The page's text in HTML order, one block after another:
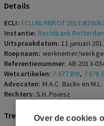
Over de cookies
Details
ECLI:
Instantie: Rechtbank
Uitspraakdatum:11 januari
Roepnaam: werknemer/
Referentienummer: AR-2013-
Wetsartikelen: 7:677 BW, 7:678
Advocaten: M.A.C. Backx en
Rechters: S.H. Poiesz
Trefwoorden